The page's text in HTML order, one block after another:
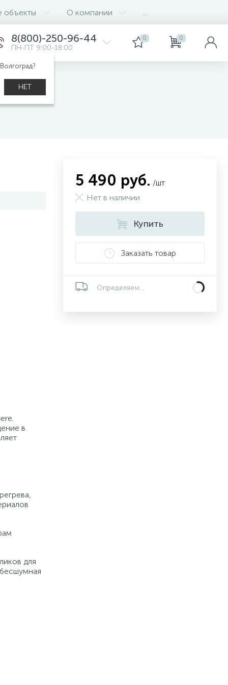
объекты О компании
НЕТ
8(800)-250-96-44
ПН-ПТ 9:00-18:00
0 0
в
для
5 490 руб. /шт
Нет в наличии
Купить
Заказать товар
Определяем...